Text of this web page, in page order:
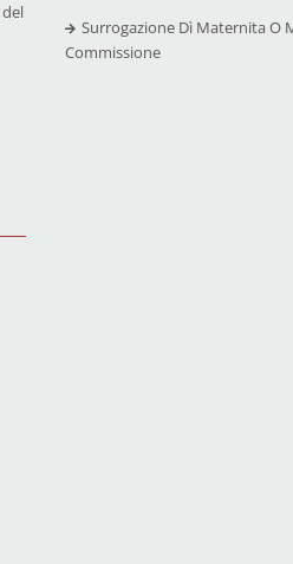
Surrogazione Dì Maternita O
Commissione